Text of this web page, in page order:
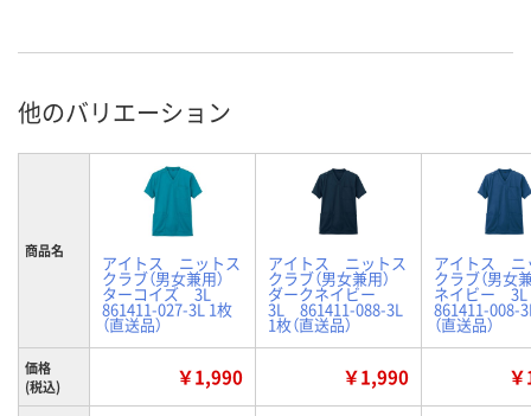
他のバリエーション
商品名
アイトス ニットス
クラブ（男女兼用）
ターコイズ 3L
861411-027-3L 1枚
（直送品）
アイトス ニットス
クラブ（男女兼用）
ダークネイビー
3L 861411-088-3L
1枚（直送品）
アイトス ニ
クラブ（男女
ネイビー
861411-008-
（直送品）
価格
(税込)
￥1,990 ￥1,990